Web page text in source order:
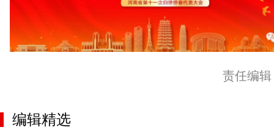
责任编
编辑精选